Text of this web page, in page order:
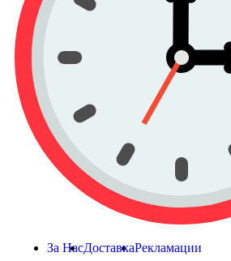
За НасДоставкаРекламации